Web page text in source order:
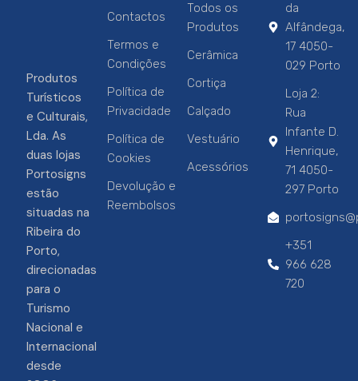
Produtos
Turísticos
e Culturais,
Lda. As
duas lojas
Portosigns
estão
situadas na
Ribeira do
Porto,
direcionadas
para o
Turismo
Nacional e
Internacional
desde
Contactos
Termos e
Condições
Política de
Privacidade
Política de
Cookies
Devolução e
Reembolsos
Todos os
Produtos
Cerâmica
Cortiça
Calçado
Vestuário
Acessórios
da
Alfândega,
17 4050-
029 Porto
Loja 2:
Rua
Infante D.
Henrique,
71 4050-
297 Porto
+351
966 628
720